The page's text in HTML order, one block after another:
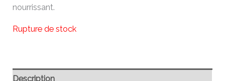
nourrissant.
Rupture de stock
Description